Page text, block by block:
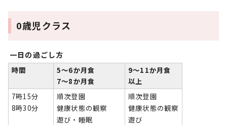
0歳児クラス
一日の過ごし方
時間
5～6か月食
7～8か月食
9～11か月食
以上
7時15分
8時30分
順次登園
健康状態の観察
遊び・睡眠
順次登園
健康状態の観察
遊び